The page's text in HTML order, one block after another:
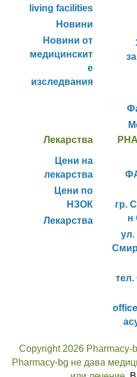
living facilities
Новини
Новини от
медицинскит
е
изследвания
Лекарства
Цени на
лекарства
Цени по
НЗОК
Лекарства
гр.
н
ул.
тел.
Copyright 2026 Pharmacy-
Pharmacy-bg не дава